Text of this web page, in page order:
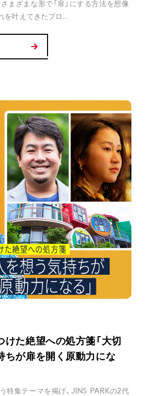
さまざまな形で「扉」にする方法を想像
を叶えてきたプロ...
けた絶望への処方箋「大切
ちが扉を開く原動力にな
う特集テーマを掲げ、JINS PARKの2代